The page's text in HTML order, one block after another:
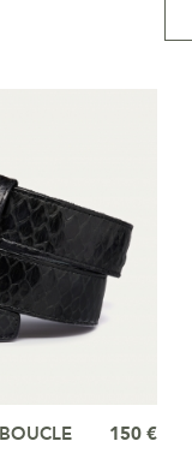
150 €